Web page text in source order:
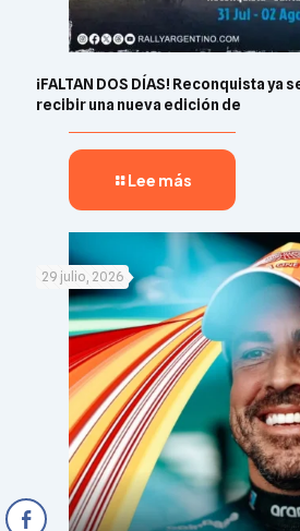
¡FALTAN DOS DÍAS! Reconquista ya
recibir una nueva edición de
Lee más
29 julio, 2026